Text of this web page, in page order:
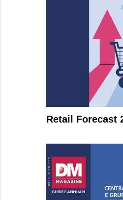
Retail Forecast